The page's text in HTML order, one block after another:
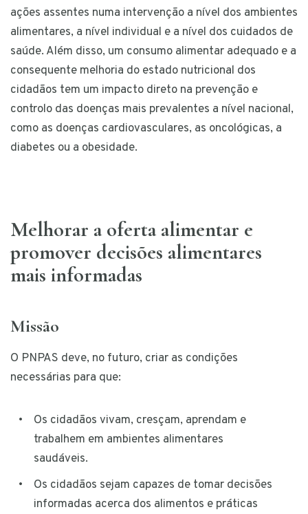
ações assentes numa intervenção a nível dos ambientes
alimentares, a nível individual e a nível dos cuidados de
saúde. Além disso, um consumo alimentar adequado e a
consequente melhoria do estado nutricional dos
cidadãos tem um impacto direto na prevenção e
controlo das doenças mais prevalentes a nível nacional,
como as doenças cardiovasculares, as oncológicas, a
diabetes ou a obesidade.
Melhorar a oferta alimentar e
promover decisões alimentares
mais informadas
Missão
O PNPAS deve, no futuro, criar as condições
necessárias para que:
Os cidadãos vivam, cresçam, aprendam e
trabalhem em ambientes alimentares
saudáveis.
Os cidadãos sejam capazes de tomar decisões
informadas acerca dos alimentos e práticas